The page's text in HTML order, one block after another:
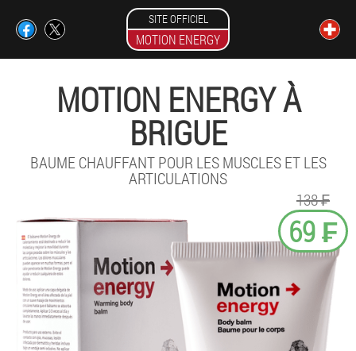
SITE OFFICIEL
MOTION ENERGY
MOTION ENERGY À
BRIGUE
BAUME CHAUFFANT POUR LES MUSCLES ET LES
ARTICULATIONS
138 ₣
69 ₣